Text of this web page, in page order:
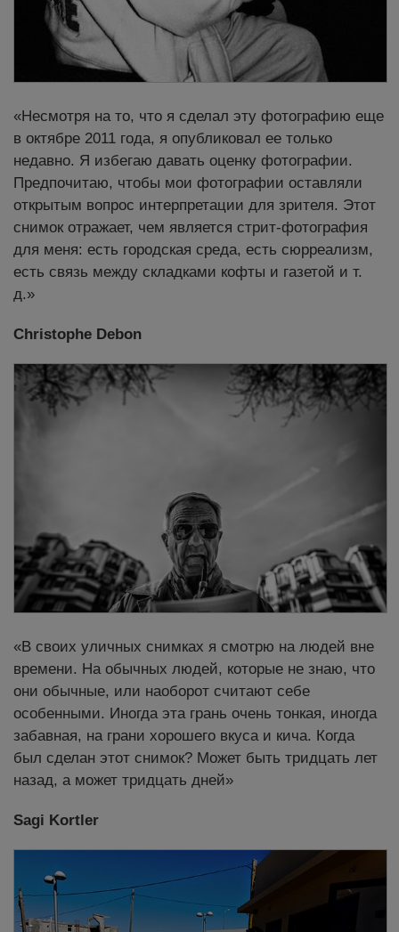
«Несмотря на то, что я сделал эту фотографию еще
в октябре 2011 года, я опубликовал ее только
недавно. Я избегаю давать оценку фотографии.
Предпочитаю, чтобы мои фотографии оставляли
открытым вопрос интерпретации для зрителя. Этот
снимок отражает, чем является стрит-фотография
для меня: есть городская среда, есть сюрреализм,
есть связь между складками кофты и газетой и т.
д.»
Christophe Debon
«В своих уличных снимках я смотрю на людей вне
времени. На обычных людей, которые не знаю, что
они обычные, или наоборот считают себе
особенными. Иногда эта грань очень тонкая, иногда
забавная, на грани хорошего вкуса и кича. Когда
был сделан этот снимок? Может быть тридцать лет
назад, а может тридцать дней»
Sagi Kortler